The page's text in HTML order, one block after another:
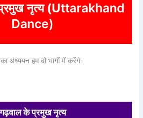
नृत्य (Uttarakhand
Dance)
अध्ययन हम दो भागों में करेंगे-
के प्रमुख नृत्य